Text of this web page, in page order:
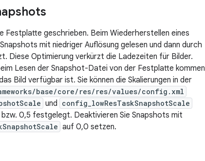
geschrieben. Beim Wiederherstellen eines
mit niedriger Auflösung gelesen und dann durch
Diese Optimierung verkürzt die Ladezeiten für Bilder.
Lesen der Snapshot-Datei von der Festplatte kommen
Bild verfügbar ist. Sie können die Skalierungen in der
base/core/res/res/values/config.xml
und config_lowResTaskSnapshotScale
0,5 festgelegt. Deaktivieren Sie Snapshots mit
auf 0,0 setzen.